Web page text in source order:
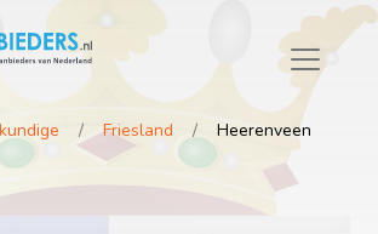
Friesland Heerenveen